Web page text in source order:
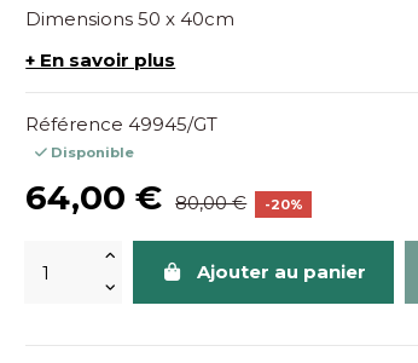
Dimensions 50 x 40cm
+ En savoir plus
Référence 49945/GT
Disponible
64,00 € 80,00 € -20%
Ajouter au panier